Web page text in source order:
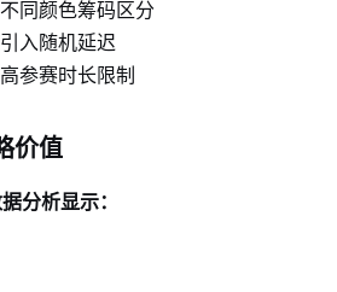
同颜色筹码区分
入随机延迟
参赛时长限制
价值
分析显示：